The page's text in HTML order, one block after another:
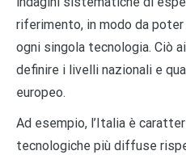
riferimento, in modo da
ogni singola tecnologia. Ciò
definire i livelli nazionali e
europeo.
Ad esempio, l’Italia è
tecnologiche più diffuse